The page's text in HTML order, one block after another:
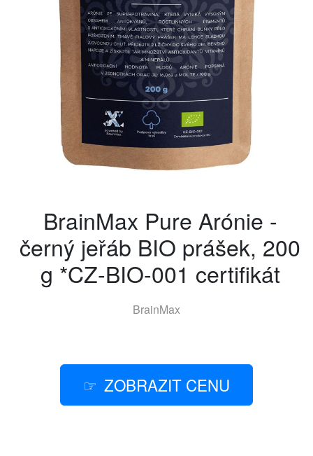
BrainMax Pure Arónie -
černý jeřáb BIO prášek, 200
g *CZ-BIO-001 certifikát
BrainMax
ZOBRAZIT CENU